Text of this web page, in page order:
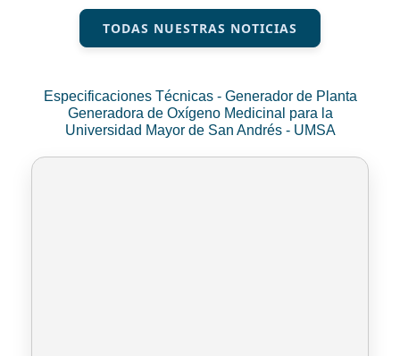
TODAS NUESTRAS NOTICIAS
Especificaciones Técnicas - Generador de Planta
Generadora de Oxígeno Medicinal para la
Universidad Mayor de San Andrés - UMSA